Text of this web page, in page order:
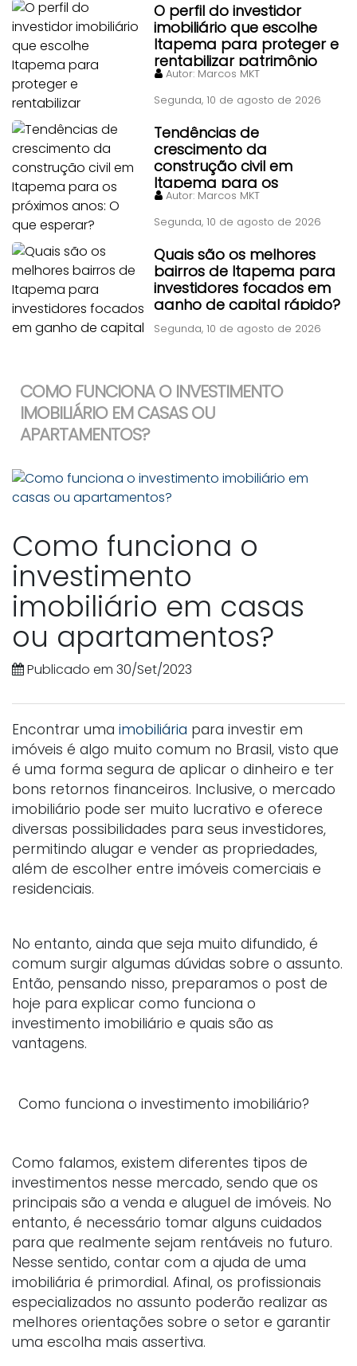
O perfil do investidor
imobiliário que escolhe
Itapema para proteger e
rentabilizar patrimônio
Autor: Marcos MKT
Segunda, 10 de agosto de 2026
Tendências de
crescimento da
construção civil em
Itapema para os
próximos anos: O que
esperar?
Autor: Marcos MKT
Segunda, 10 de agosto de 2026
Quais são os melhores
bairros de Itapema para
investidores focados em
ganho de capital rápido?
Segunda, 10 de agosto de 2026
COMO FUNCIONA O INVESTIMENTO
IMOBILIÁRIO EM CASAS OU
APARTAMENTOS?
Como funciona o
investimento
imobiliário em casas
ou apartamentos?
Publicado em 30/Set/2023
Encontrar uma imobiliária para investir em
imóveis é algo muito comum no Brasil, visto que
é uma forma segura de aplicar o dinheiro e ter
bons retornos financeiros. Inclusive, o mercado
imobiliário pode ser muito lucrativo e oferece
diversas possibilidades para seus investidores,
permitindo alugar e vender as propriedades,
além de escolher entre imóveis comerciais e
residenciais.
No entanto, ainda que seja muito difundido, é
comum surgir algumas dúvidas sobre o assunto.
Então, pensando nisso, preparamos o post de
hoje para explicar como funciona o
investimento imobiliário e quais são as
vantagens.
Como funciona o investimento imobiliário?
Como falamos, existem diferentes tipos de
investimentos nesse mercado, sendo que os
principais são a venda e aluguel de imóveis. No
entanto, é necessário tomar alguns cuidados
para que realmente sejam rentáveis no futuro.
Nesse sentido, contar com a ajuda de uma
imobiliária é primordial. Afinal, os profissionais
especializados no assunto poderão realizar as
melhores orientações sobre o setor e garantir
uma escolha mais assertiva.